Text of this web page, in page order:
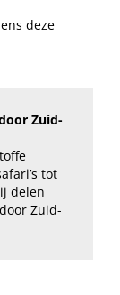
deze
Zuid-
tot
delen
Zuid-